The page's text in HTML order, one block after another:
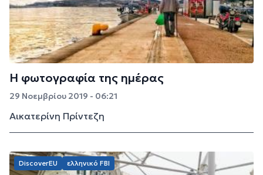
Η φωτογραφία της ημέρας
29 Νοεμβρίου 2019 - 06:21
Αικατερίνη Πρίντεζη
DiscoverEU ελληνικό FBI